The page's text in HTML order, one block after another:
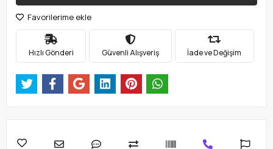
Favorilerime ekle
Hızlı Gönderi Güvenli Alışveriş İade ve Değişim